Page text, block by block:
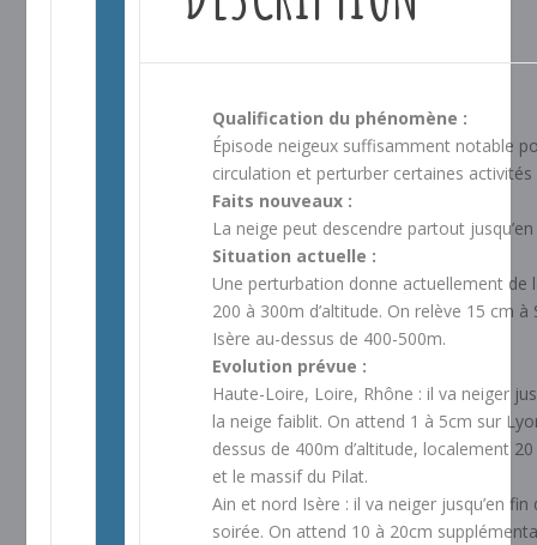
Qualification du phénomène :
Épisode neigeux suffisamment notable
circulation et perturber certaines
Faits nouveaux :
La neige peut descendre partout
Situation actuelle :
Une perturbation donne actuellement de
200 à 300m d’altitude. On relève 15 cm
Isère au-dessus de 400-500m.
Evolution prévue :
Haute-Loire, Loire, Rhône : il va neiger
la neige faiblit. On attend 1 à 5cm sur
dessus de 400m d’altitude, localement
et le massif du Pilat.
Ain et nord Isère : il va neiger jusqu’en
soirée. On attend 10 à 20cm